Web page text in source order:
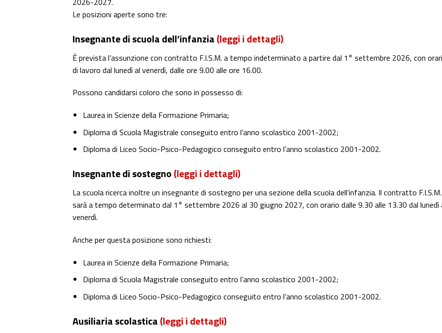
Le posizioni aperte sono tre:
Insegnante di scuola dell’infanzia(leggi i dettagli)
È prevista l’assunzione con contratto F.I.S.M. a tempo indeterminato a partire dal 1° settembre 2026, con
di lavoro dal lunedì al venerdì, dalle ore 9.00 alle ore 16.00.
Possono candidarsi coloro che sono in possesso di:
Laurea in Scienze della Formazione Primaria;
Diploma di Scuola Magistrale conseguito entro l’anno scolastico 2001-2002;
Diploma di Liceo Socio-Psico-Pedagogico conseguito entro l’anno scolastico 2001-2002.
Insegnante di sostegno(leggi i dettagli)
La scuola ricerca inoltre un insegnante di sostegno per una sezione della scuola dell’infanzia. Il contratto F.I.S.M.
sarà a tempo determinato dal 1° settembre 2026 al 30 giugno 2027, con orario dalle 9.30 alle 13.30 dal lunedì
venerdì.
Anche per questa posizione sono richiesti:
Laurea in Scienze della Formazione Primaria;
Diploma di Scuola Magistrale conseguito entro l’anno scolastico 2001-2002;
Diploma di Liceo Socio-Psico-Pedagogico conseguito entro l’anno scolastico 2001-2002.
Ausiliaria scolastica(leggi i dettagli)